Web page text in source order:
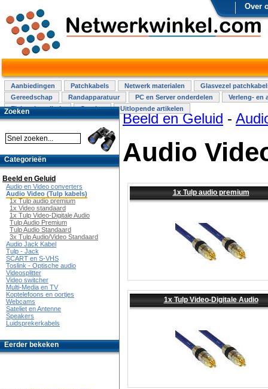
Over
Aanbiedingen Patchkabels Netwerk materialen
Glasvezel
Gereedschap
Randapparatuur PC en Server onderdelen
Verleng- en
Elektra installatie
Overige Uitlopende artikelen
Beeld en Geluid -
Audio
1x Tulp audio premium
1x Tulp Video-Digitale Audio
Zoeken
Categorieën
Beeld en Geluid
Audio en Video converters
Audio Video (Tulp kabels)
1x Tulp audio premium
1x Video standaard
1x Tulp Video-Digitale Audio
Tulp Audio Premium
Tulp Audio Standaard
3x Tulp Audio/Video Standaard
Audio Jack Kabel
Tulp - Jack
SCART en S-VHS
Toslink - Optische audio
Videosplitter
Video switcher
Multi-Media en TV
Koptelefoons en oortjes
Webcams
Sateliet en Antenne
Speakers
Luidsprekerkabels
Eerder bekeken